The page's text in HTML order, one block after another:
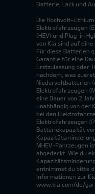
Batterie, Lack und
Die Hochvolt-
Elektrofahrzeugen
(HEV) und Plug-in
von Kia sind auf eine
Für diese Batterien
Garantie für eine
Erstzulassung oder
nachdem, was
Niedervoltbatterien
Elektrofahrzeugen
eine Dauer von 2
unabhängig von der
bei den
Elektrofahrzeugen
Batteriekapazität
MHEV-Fahrzeugen
abgedeckt. Wie du
entnimmst du bitte
Informationen zur
www.kia.com/de/